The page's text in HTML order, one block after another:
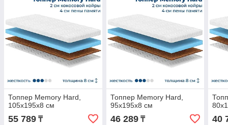
Топпер Memory Hard,
105x195x8 см
55 789 ₸
Топпер Memory Hard,
95x195x8 см
46 289₸ 40